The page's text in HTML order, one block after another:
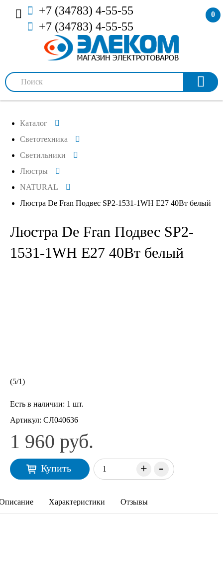
+7 (34783) 4-55-55
+7 (34783) 4-55-55
0
Каталог
Светотехника
Светильники
Люстры
NATURAL
Люстра De Fran Подвес SP2-1531-1WH Е27 40Вт белый
Люстра De Fran Подвес SP2-
1531-1WH Е27 40Вт белый
(5/1)
Есть в наличии: 1 шт.
Артикул: СЛ040636
1 960 руб.
+ -
Купить
Характеристики Отзывы